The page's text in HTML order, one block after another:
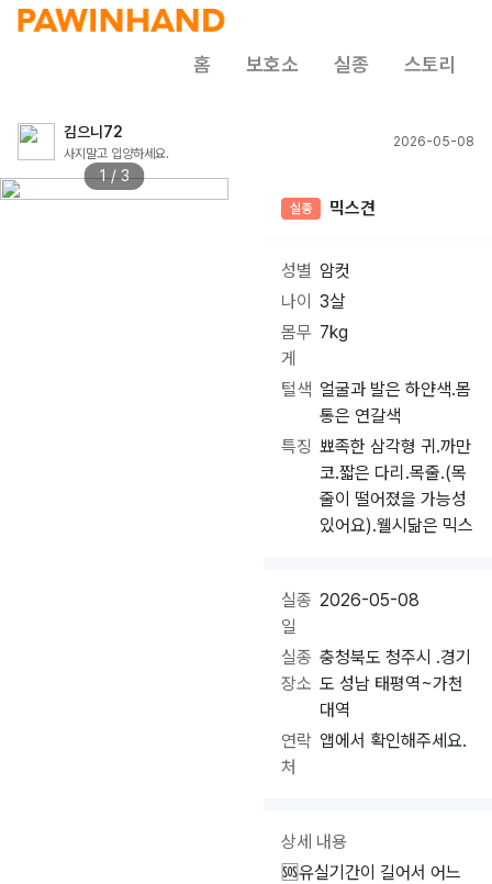
홈 보호소 실종 스토리
김으니72
사지말고 입양하세요.
2026-05-08
1 / 3
실종 믹스견
성별 암컷
나이
3살
몸무
게
7kg
털색 얼굴과 발은 하얀색.몸
통은 연갈색
특징 뾰족한 삼각형 귀.까만
코.짧은 다리.목줄.(목
줄이 떨어졌을 가능성
있어요).웰시닮은 믹스
실종
일
2026-05-08
실종
장소
충청북도 청주시 .경기
도 성남 태평역~가천
대역
연락
처
앱에서 확인해주세요.
상세 내용
🆘️유실기간이 길어서 어느